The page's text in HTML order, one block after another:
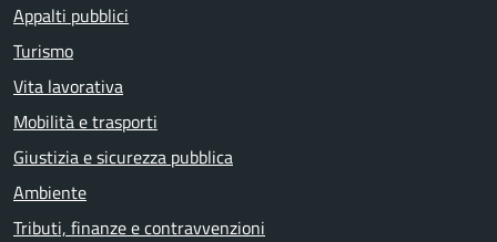
Appalti pubblici
Turismo
Vita lavorativa
Mobilità e trasporti
Giustizia e sicurezza pubblica
Ambiente
Tributi, finanze e contravvenzioni